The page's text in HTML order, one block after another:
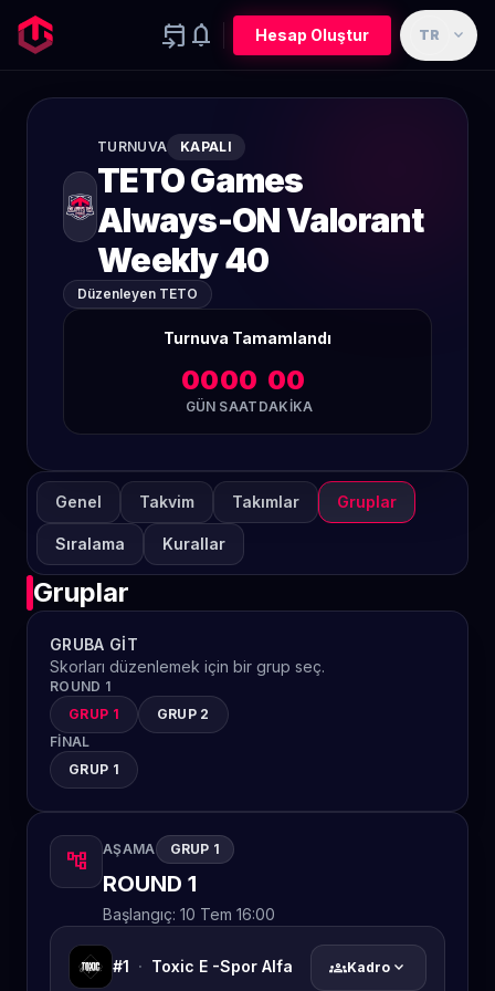
event_upcoming notifications Hesap Oluştur TR expand_more
TURNUVA KAPALI
TETO Games
Always-ON Valorant
Weekly 40
Düzenleyen TETO
Turnuva Tamamlandı
00
GÜN
00
SAAT
00
DAKIKA
Genel Takvim Takımlar Gruplar
Sıralama Kurallar
Gruplar
GRUBA GIT
Skorları düzenlemek için bir grup seç.
ROUND 1
GRUP 1
GRUP 2
FINAL
GRUP 1
account_tree AŞAMA GRUP 1
ROUND 1
Başlangıç: 10 Tem 16:00
#1 · Toxic E -Spor Alfa groupsKadro expand_more